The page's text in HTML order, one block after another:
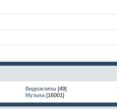
Видеоклипы [49]
Музыка [16001]